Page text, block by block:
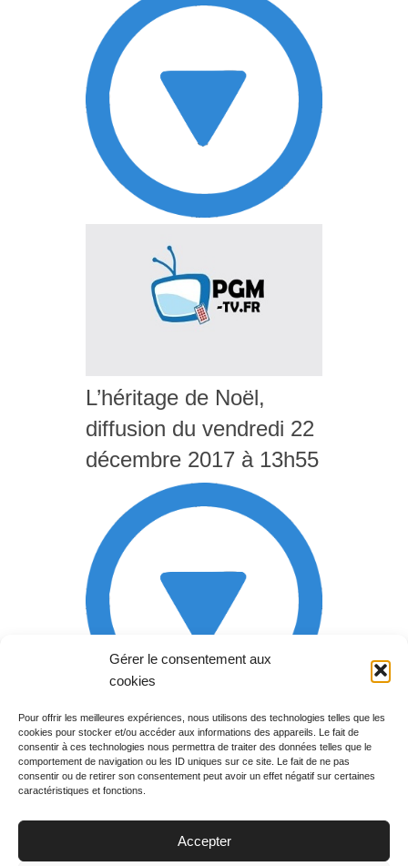
Gérer le consentement aux
cookies
Pour offrir les meilleures expériences, nous utilisons des technologies telles que les
cookies pour stocker et/ou accéder aux informations des appareils. Le fait de
consentir à ces technologies nous permettra de traiter des données telles que le
comportement de navigation ou les ID uniques sur ce site. Le fait de ne pas
consentir ou de retirer son consentement peut avoir un effet négatif sur certaines
caractéristiques et fonctions.
Accepter
L’héritage de Noël,
diffusion du vendredi 22
décembre 2017 à 13h55
Rechercher votre
programme